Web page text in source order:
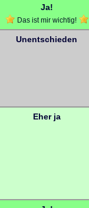
Ja!
Das ist mir wichtig!
Unentschieden
Eher ja